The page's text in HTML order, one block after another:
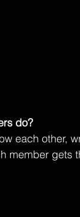
do?
each other,
member gets